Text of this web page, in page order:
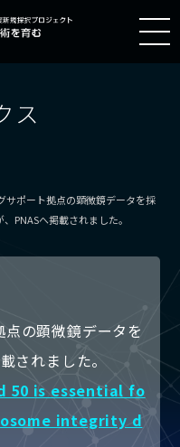
ス
サポート拠点の顕微鏡データを採
PNASへ掲載されました。
の顕微鏡データを
されました。
50 is essential fo
integrity d